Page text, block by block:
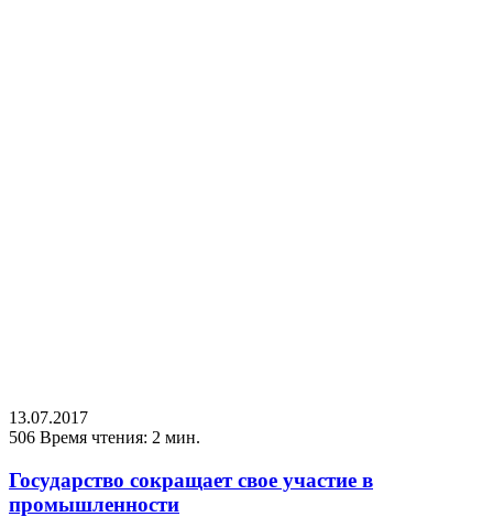
13.07.2017
506 Время чтения: 2 мин.
Государство сокращает свое участие в
промышленности